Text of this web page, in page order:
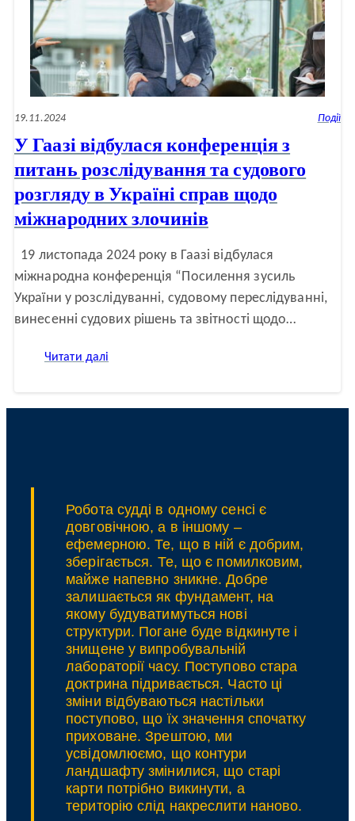
19.11.2024 Події
У Гаазі відбулася конференція з
питань розслідування та судового
розгляду в Україні справ щодо
міжнародних злочинів
19 листопада 2024 року в Гаазі відбулася
міжнародна конференція “Посилення зусиль
України у розслідуванні, судовому переслідуванні,
винесенні судових рішень та звітності щодо…
Читати далі
розгляду
в
справ
щодо
міжнародних
злочинів
Робота судді в одному сенсі є
довговічною, а в іншому –
ефемерною. Те, що в ній є добрим,
зберігається. Те, що є помилковим,
майже напевно зникне. Добре
залишається як фундамент, на
якому будуватимуться нові
структури. Погане буде відкинуте і
знищене у випробувальній
лабораторії часу. Поступово стара
доктрина підривається. Часто ці
зміни відбуваються настільки
поступово, що їх значення спочатку
приховане. Зрештою, ми
усвідомлюємо, що контури
ландшафту змінилися, що старі
карти потрібно викинути, а
територію слід накреслити наново.